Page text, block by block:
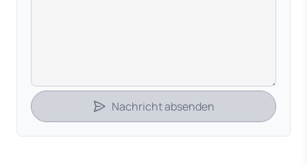
Nachricht absenden